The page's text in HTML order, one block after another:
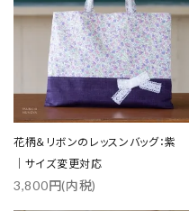
花柄＆リボンのレッスンバッグ：紫
｜サイズ変更対応
3,800円(内税)
キーワード